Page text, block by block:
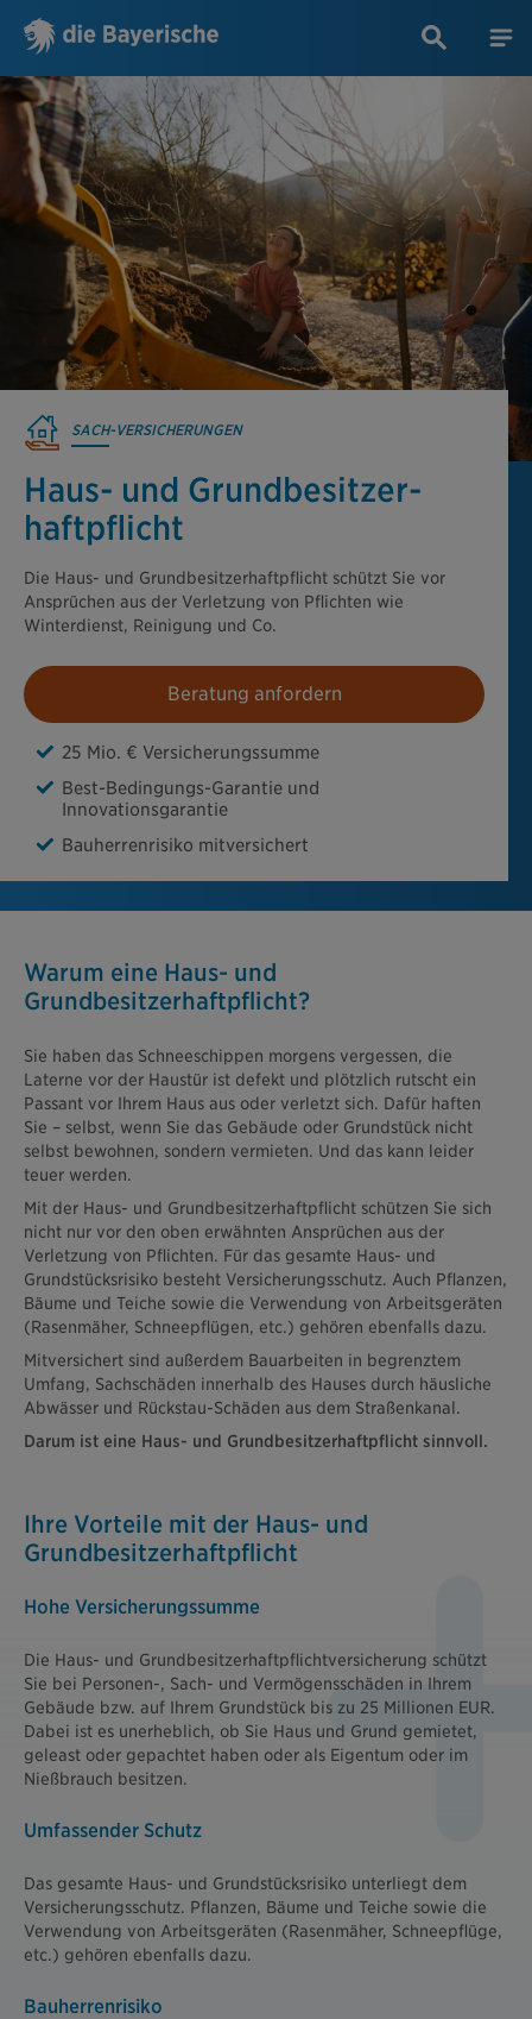
SACH-VERSICHERUNGEN
Haus- und Grundbesitzer­
haftpflicht
Die Haus- und Grundbesitzerhaftpflicht schützt Sie vor
Ansprüchen aus der Verletzung von Pflichten wie
Winterdienst, Reinigung und Co.
Beratung anfordern
25 Mio. € Versicherungssumme
Best-Bedingungs-Garantie und
Innovationsgarantie
Bauherrenrisiko mitversichert
Warum eine Haus- und
Grundbesitzerhaftpflicht?
Sie haben das Schneeschippen morgens vergessen, die
Laterne vor der Haustür ist defekt und plötzlich rutscht ein
Passant vor Ihrem Haus aus oder verletzt sich. Dafür haften
Sie – selbst, wenn Sie das Gebäude oder Grundstück nicht
selbst bewohnen, sondern vermieten. Und das kann leider
teuer werden.
Mit der Haus- und Grundbesitzerhaftpflicht schützen Sie sich
nicht nur vor den oben erwähnten Ansprüchen aus der
Verletzung von Pflichten. Für das gesamte Haus- und
Grundstücksrisiko besteht Versicherungsschutz. Auch Pflanzen,
Bäume und Teiche sowie die Verwendung von Arbeitsgeräten
(Rasenmäher, Schneepflügen, etc.) gehören ebenfalls dazu.
Mitversichert sind außerdem Bauarbeiten in begrenztem
Umfang, Sachschäden innerhalb des Hauses durch häusliche
Abwässer und Rückstau-Schäden aus dem Straßenkanal.
Darum ist eine Haus- und Grundbesitzerhaftpflicht sinnvoll.
Ihre Vorteile mit der Haus- und
Grundbesitzerhaftpflicht
Hohe Versicherungssumme
Die Haus- und Grundbesitzerhaftpflichtversicherung schützt
Sie bei Personen-, Sach- und Vermögensschäden in Ihrem
Gebäude bzw. auf Ihrem Grundstück bis zu 25 Millionen EUR.
Dabei ist es unerheblich, ob Sie Haus und Grund gemietet,
geleast oder gepachtet haben oder als Eigentum oder im
Nießbrauch besitzen.
Umfassender Schutz
Das gesamte Haus- und Grundstücksrisiko unterliegt dem
Versicherungsschutz. Pflanzen, Bäume und Teiche sowie die
Verwendung von Arbeitsgeräten (Rasenmäher, Schneepflüge,
etc.) gehören ebenfalls dazu.
Bauherrenrisiko